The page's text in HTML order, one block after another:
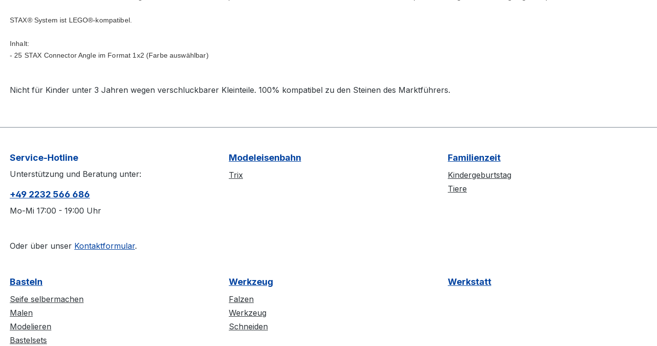
STAX® System ist LEGO®-kompatibel.
Inhalt:
- 25 STAX Connector Angle im Format 1x2 (Farbe auswählbar)
Nicht für Kinder unter 3 Jahren wegen verschluckbarer Kleinteile. 100% kompatibel zu den Steinen des Marktführers.
Service-Hotline
Unterstützung und Beratung unter:
+49 2232 566 686
Mo-Mi 17:00 - 19:00 Uhr
Oder über unser Kontaktformular.
Modeleisenbahn
Trix
Familienzeit
Kindergeburtstag
Tiere
Basteln
Seife selbermachen
Malen
Modelieren
Bastelsets
Werkzeug
Falzen
Werkzeug
Schneiden
Werkstatt